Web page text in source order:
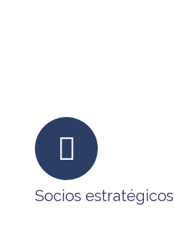
Socios estratégicos